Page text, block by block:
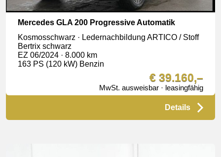
Mercedes GLA 200 Progressive Automatik
Kosmosschwarz · Ledernachbildung ARTICO / Stoff
Bertrix schwarz
EZ 06/2024 · 8.000 km
163 PS (120 kW) Benzin
€ 39.160,–
MwSt. ausweisbar · leasingfähig
Details